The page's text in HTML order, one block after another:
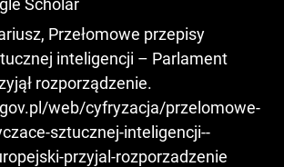
Scholar
Przełomowe przepisy
inteligencji – Parlament
rozporządzenie.
web/cyfryzacja/przelomowe-
sztucznej-inteligencji--
przyjal-rozporzadzenie